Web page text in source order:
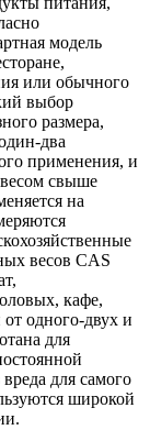
модель
или обычного
выбор
размера,
два
применения, и
свыше
на
весов CAS
кафе,
одного-двух и
для
для самого
широкой